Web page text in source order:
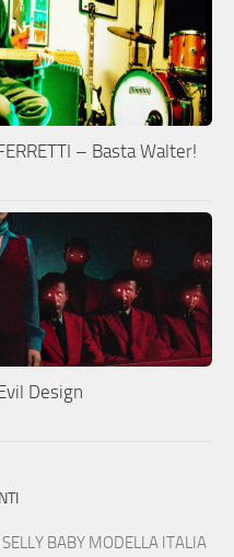
– Basta Walter!
Design
SELLY BABY MODELLA ITALIA